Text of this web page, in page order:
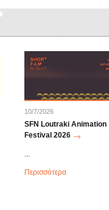
10/7/2026
SFN Loutraki Animation
Festival 2026
...
Περισσότερα